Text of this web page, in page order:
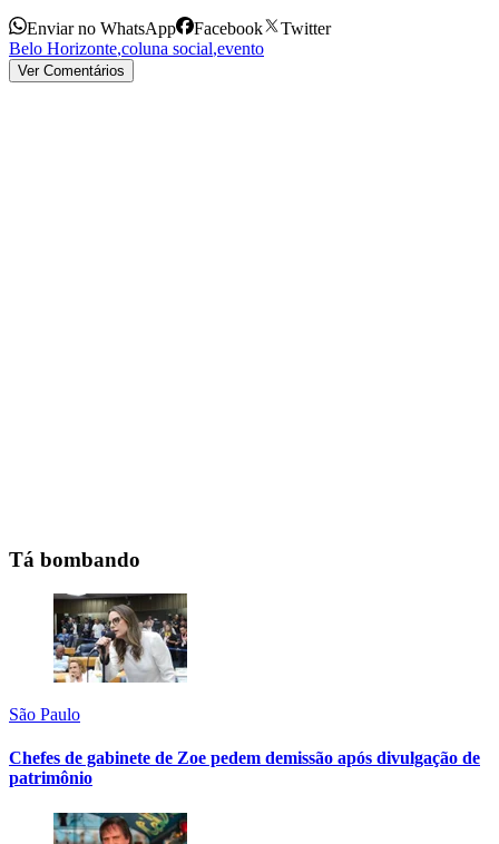
Enviar no WhatsApp Facebook
Twitter
Belo Horizonte,coluna social,evento
Ver Comentários
Tá bombando
São Paulo
Chefes de gabinete de Zoe pedem demissão após divulgação de
patrimônio